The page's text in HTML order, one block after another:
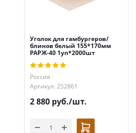
Уголок для гамбургеров/
блинов белый 155*170мм
РАРЖ-40 1уп*2000шт
Россия
Артикул: 252861
2 880 руб./шт.